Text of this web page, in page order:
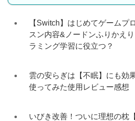
【Switch】はじめてゲームプ
スン内容&ノードンふりかえ
ラミング学習に役立つ？
雲の安らぎは【不眠】にも効
使ってみた使用レビュー感想
いびき改善！ついに理想の枕